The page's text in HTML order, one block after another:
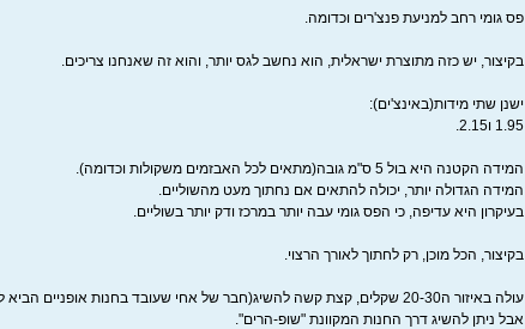
פס גומי רחב למניעת פנצ'רים וכדומה.
בקיצור, יש כזה מתוצרת ישראלית, הוא נחשב לגס יותר, והוא זה שאנחנו צריכים.
ישנן שתי מידות(באינצ'ים):
1.95 ו2.15.
המידה הקטנה היא בול 5 ס"מ גובה(מתאים לכל האבזמים משקולות וכדומה).
המידה הגדולה יותר, יכולה להתאים אם נחתוך מעט מהשוליים.
בעיקרון היא עדיפה, כי הפס גומי עבה יותר במרכז ודק יותר בשוליים.
בקיצור, הכל מוכן, רק לחתוך לאורך הרצוי.
עולה באיזור ה20-30 שקלים, קצת קשה להשיג(חבר של אחי שעובד בחנות אופניים הביא לי כזה),
אבל ניתן להשיג דרך החנות המקוונת "שופ-הרים".